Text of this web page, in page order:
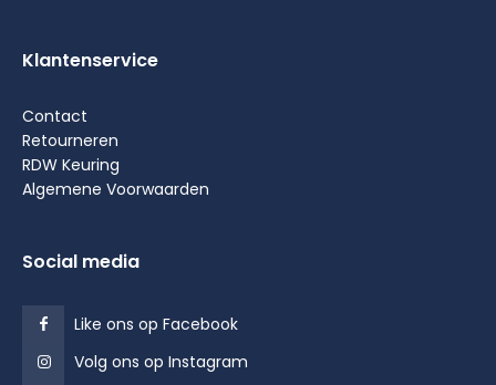
Klantenservice
Contact
Retourneren
RDW Keuring
Algemene Voorwaarden
Social media
Like ons op Facebook
Volg ons op Instagram